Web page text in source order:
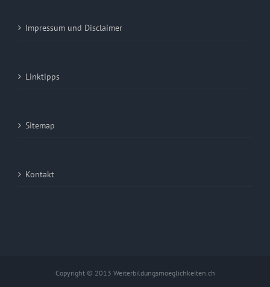
Impressum und Disclaimer
Linktipps
Sitemap
Kontakt
Copyright © 2013 Weiterbildungsmoeglichkeiten.ch